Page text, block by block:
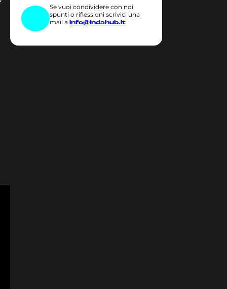
Se vuoi condividere con noi
spunti o riflessioni scrivici una
mail a info@indahub.it